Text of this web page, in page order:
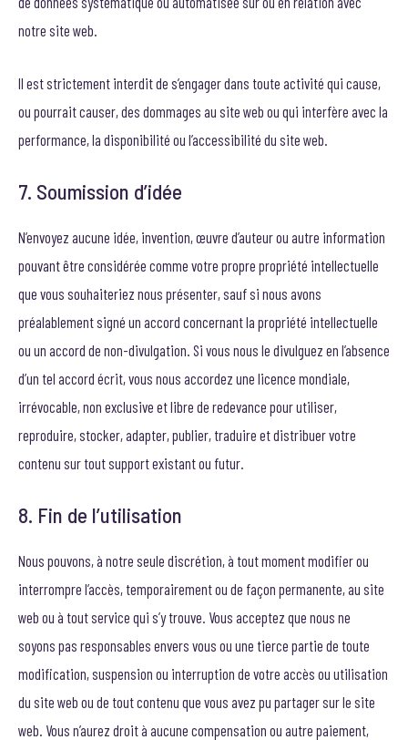
notre site web.
Il est strictement interdit de s’engager dans toute activité qui cause,
ou pourrait causer, des dommages au site web ou qui interfère avec la
performance, la disponibilité ou l’accessibilité du site web.
7. Soumission d’idée
N’envoyez aucune idée, invention, œuvre d’auteur ou autre information
pouvant être considérée comme votre propre propriété intellectuelle
que vous souhaiteriez nous présenter, sauf si nous avons
préalablement signé un accord concernant la propriété intellectuelle
ou un accord de non-divulgation. Si vous nous le divulguez en l’absence
d’un tel accord écrit, vous nous accordez une licence mondiale,
irrévocable, non exclusive et libre de redevance pour utiliser,
reproduire, stocker, adapter, publier, traduire et distribuer votre
contenu sur tout support existant ou futur.
8. Fin de l’utilisation
Nous pouvons, à notre seule discrétion, à tout moment modifier ou
interrompre l’accès, temporairement ou de façon permanente, au site
web ou à tout service qui s’y trouve. Vous acceptez que nous ne
soyons pas responsables envers vous ou une tierce partie de toute
modification, suspension ou interruption de votre accès ou utilisation
du site web ou de tout contenu que vous avez pu partager sur le site
web. Vous n’aurez droit à aucune compensation ou autre paiement,